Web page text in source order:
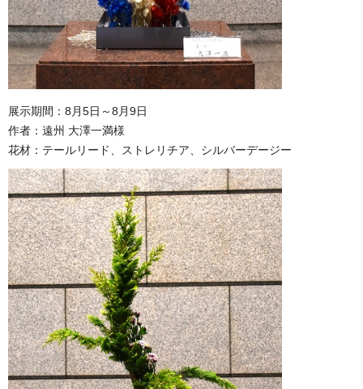
展示期間：8月5日～8月9日
作者：遠州 大澤一満様
花材：テールリード、ストレリチア、シルバーデージー